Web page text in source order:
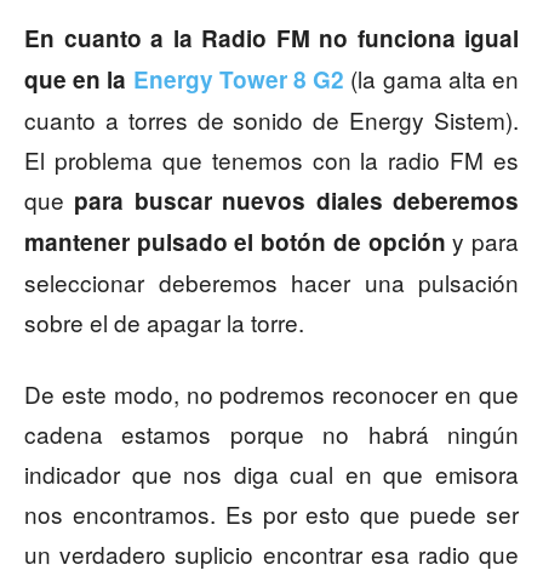
En cuanto a la Radio FM no funciona igual
que en la Energy Tower 8 G2 (la gama alta en
cuanto a torres de sonido de Energy Sistem).
El problema que tenemos con la radio FM es
que para buscar nuevos diales deberemos
mantener pulsado el botón de opción y para
seleccionar deberemos hacer una pulsación
sobre el de apagar la torre.
De este modo, no podremos reconocer en que
cadena estamos porque no habrá ningún
indicador que nos diga cual en que emisora
nos encontramos. Es por esto que puede ser
un verdadero suplicio encontrar esa radio que